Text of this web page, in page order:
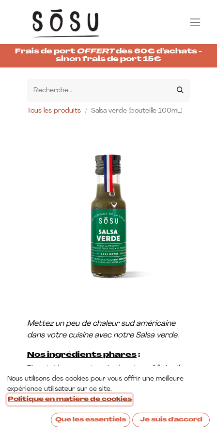
Frais de port OFFERTdès 60€ d’achats -
sinon frais de port 15€
Tous les produits Salsa verde (bouteille 100mL)
Mettez un peu de chaleur sud américaine
dans votre cuisine avec notre Salsa verde.
Nos ingrédients phares :
Piment Jalapeno vert, coriandre et persil frais, ail
français.
Infos pratiques:
Poids net: 110g
Nous utilisons des cookies pour vous offrir une meilleure
expérience utilisateur sur ce site.
Politique en matière de cookies
Que les essentiels Je suis d'accord